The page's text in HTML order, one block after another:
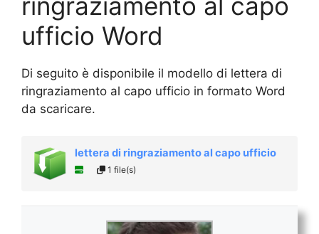
ufficio Word
Di seguito è disponibile il modello di lettera di
ringraziamento al capo ufficio in formato Word
da scaricare.
lettera di ringraziamento al capo ufficio
1 file(s)